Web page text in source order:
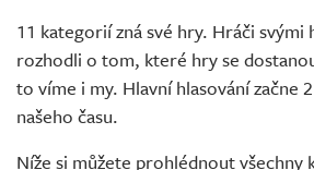
Živě
11 kategorií zná své hry. Hráči svými
rozhodli o tom, které hry se
to víme i my. Hlavní hlasování začne
našeho času.
Níže si můžete prohlédnout všechny